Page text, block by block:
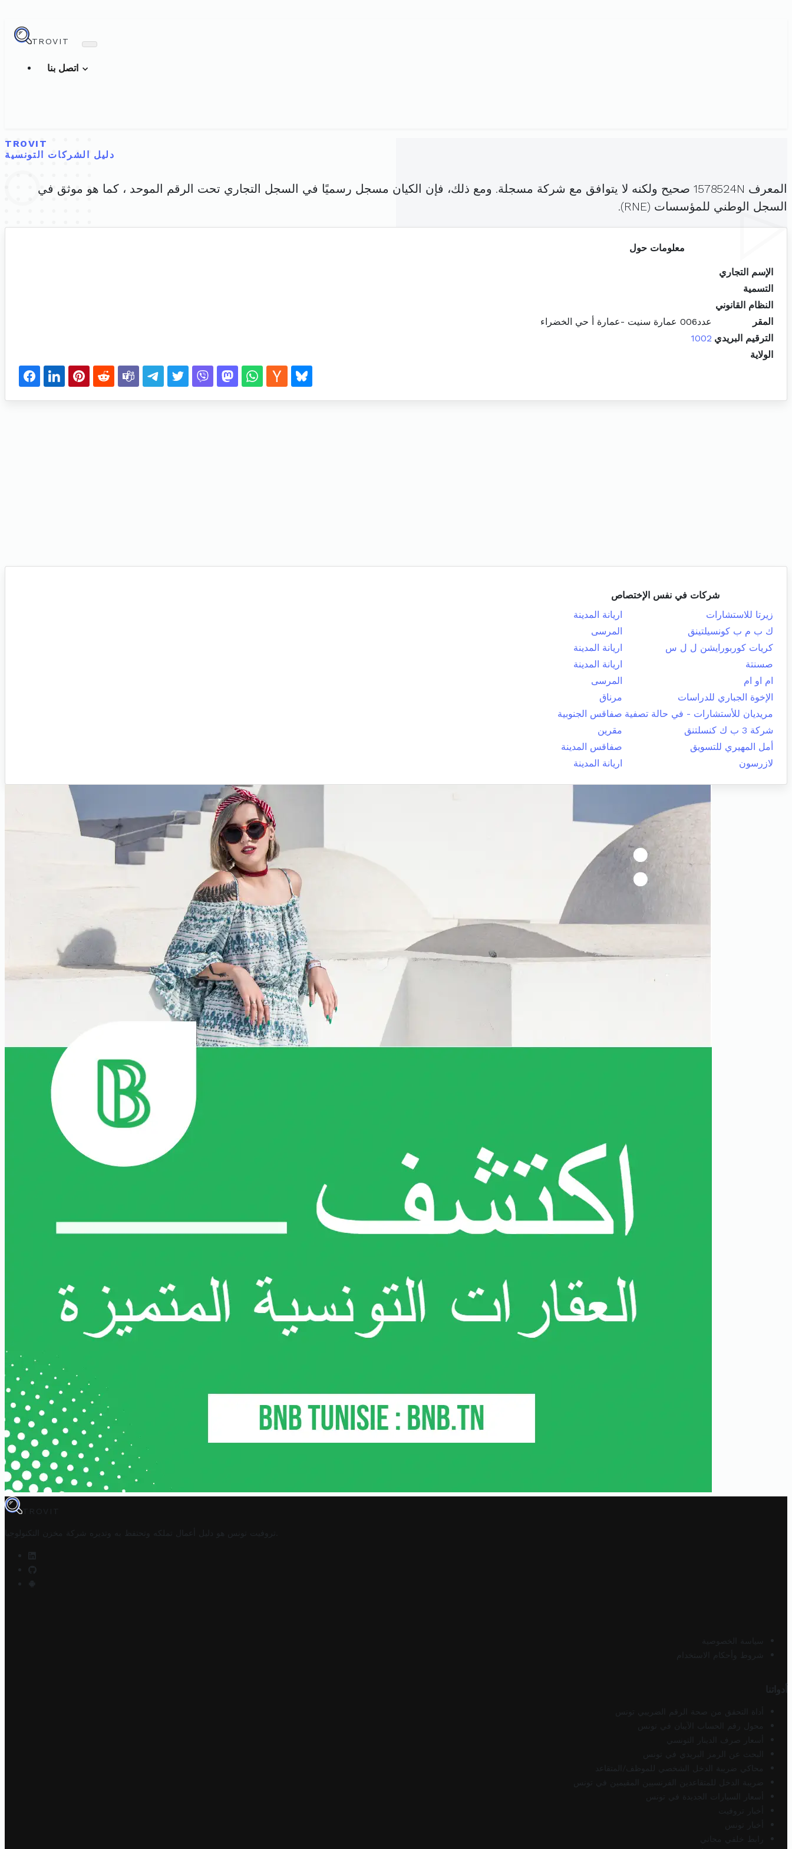
TROVIT
TROVIT
دليل الشركات التونسية
المعرف 1578524N صحيح ولكنه لا يتوافق مع شركة مسجلة. ومع ذلك، فإن الكيان مسجل رسميًا في السجل التجاري تحت الرقم الموحد ، كما هو موثق في
السجل الوطني للمؤسسات (RNE).
معلومات حول
الإسم التجاري
التسمية
النظام القانوني
المقر
عدد006 عمارة سنيت -عمارة أ حي الخضراء
الترقيم البريدي 1002
الولاية
شركات في نفس الإختصاص
زيرتا للاستشارات
اريانة المدينة
ك ب م ب كونسيلتينق
المرسى
كريات كوربورايشن ل ل س
اريانة المدينة
صسنتة
اريانة المدينة
ام او ام
المرسى
الإخوة الجباري للدراسات
مرناق
مريديان للأستشارات - في حالة تصفية صفاقس الجنوبية
شركة 3 ب ك كنسلتنق
مقرين
أمل المهيري للتسويق
صفاقس المدينة
لازرسون
اريانة المدينة
TROVIT
تروفيت تونس هو دليل أعمال تملكه وتحتفظ به وتديره شركة مخزن التكنولوجيا
سياسة الخصوصية
شروط وأحكام الاستخدام
أدواتنا
أداة التحقق من صحة الرقم الضريبي تونس
محول رقم الحساب الآيبان في تونس
أسعار صرف الدينار التونسي
البحث عن الرمز البريدي في تونس
محاكي ضريبة الدخل الشخصي للموظف/المتقاعد
ضريبة الدخل للمتقاعدين الفرنسيين المقيمين في تونس
أسعار السيارات الجديدة في تونس
أخبار تروفيت
أخبار تونس
رابط خلفي مجاني